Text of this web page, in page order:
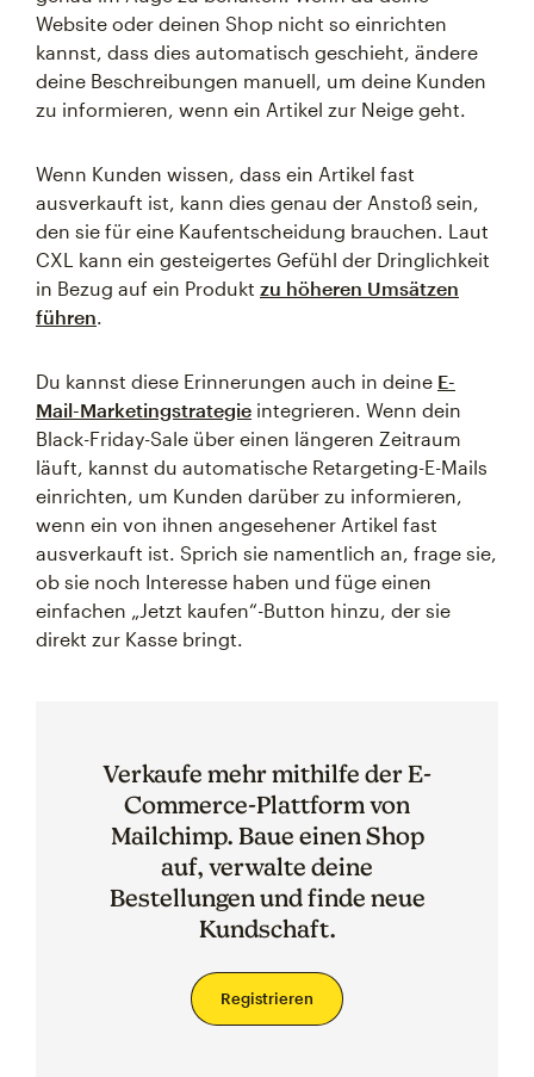
Website oder deinen Shop nicht so einrichten
kannst, dass dies automatisch geschieht, ändere
deine Beschreibungen manuell, um deine Kunden
zu informieren, wenn ein Artikel zur Neige geht.
Wenn Kunden wissen, dass ein Artikel fast
ausverkauft ist, kann dies genau der Anstoß sein,
den sie für eine Kaufentscheidung brauchen. Laut
CXL kann ein gesteigertes Gefühl der Dringlichkeit
in Bezug auf ein Produkt zu höheren Umsätzen
führen.
Du kannst diese Erinnerungen auch in deine E-
Mail-Marketingstrategie integrieren. Wenn dein
Black-Friday-Sale über einen längeren Zeitraum
läuft, kannst du automatische Retargeting-E-Mails
einrichten, um Kunden darüber zu informieren,
wenn ein von ihnen angesehener Artikel fast
ausverkauft ist. Sprich sie namentlich an, frage sie,
ob sie noch Interesse haben und füge einen
einfachen „Jetzt kaufen“-Button hinzu, der sie
direkt zur Kasse bringt.
Verkaufe mehr mithilfe der E-
Commerce-Plattform von
Mailchimp. Baue einen Shop
auf, verwalte deine
Bestellungen und finde neue
Kundschaft.
Registrieren